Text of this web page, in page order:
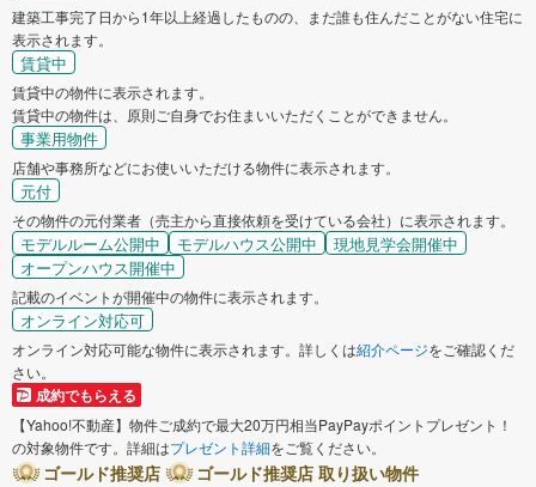
建築工事完了日から1年以上経過したものの、まだ誰も住んだことがない住宅に
表示されます。
賃貸中
賃貸中の物件に表示されます。
賃貸中の物件は、原則ご自身でお住まいいただくことができません。
事業用物件
店舗や事務所などにお使いいただける物件に表示されます。
元付
その物件の元付業者（売主から直接依頼を受けている会社）に表示されます。
モデルルーム公開中 モデルハウス公開中
現地見学会開催中
オープンハウス開催中
記載のイベントが開催中の物件に表示されます。
オンライン対応可
オンライン対応可能な物件に表示されます。詳しくは紹介ページをご確認くだ
さい。
成約でもらえる
【Yahoo!不動産】物件ご成約で最大20万円相当PayPayポイントプレゼント！
の対象物件です。詳細はプレゼント詳細をご覧ください。
ゴールド推奨店
ゴールド推奨店 取り扱い物件